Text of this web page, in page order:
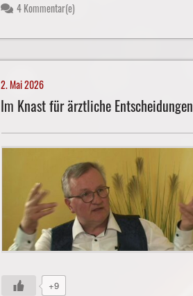
4 Kommentar(e)
2. Mai 2026
Im Knast für ärztliche Entscheidungen
+9